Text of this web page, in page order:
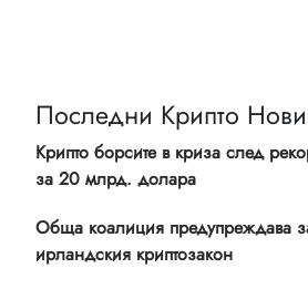
Последни Крипто
Крипто борсите в криза след
за 20 млрд. долара
Обща коалиция предупреждава
ирландския криптозакон